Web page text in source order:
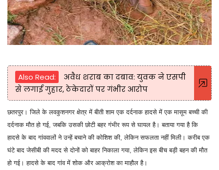
Also Read:
अवैध शराब का दबाव: युवक ने एसपी
से लगाई गुहार, ठेकेदारों पर गंभीर आरोप
छतरपुर। जिले के लवकुशनगर क्षेत्र में बीती शाम एक दर्दनाक हादसे में एक मासूम बच्ची की
दर्दनाक मौत हो गई, जबकि उसकी छोटी बहर गंभीर रूप से घायल है। बताया गया है कि
हादसे के बाद गांववालों ने उन्हें बचाने की कोशिश की, लेकिन सफलता नहीं मिली। करीब एक
घंटे बाद जेसीबी की मदद से दोनों को बाहर निकाला गया, लेकिन इस बीच बड़ी बहन की मौत
हो गई। हादसे के बाद गांव में शोक और आक्रोश का माहौल है।